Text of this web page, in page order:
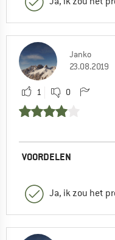
Janko
23.08.2019
1 0
VOORDELEN
Ja, ik zou het